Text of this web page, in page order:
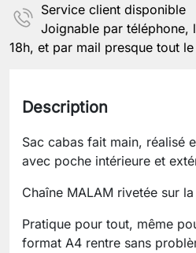
Service client disponible
Joignable par téléphone,
18h, et par mail presque tout
Description
Sac cabas fait main, réalisé
avec poche intérieure et
Chaîne MALAM rivetée sur
Pratique pour tout, même
format A4 rentre sans